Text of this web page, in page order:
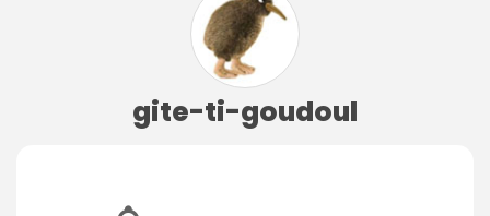
gite-ti-goudoul